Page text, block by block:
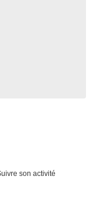
son activité